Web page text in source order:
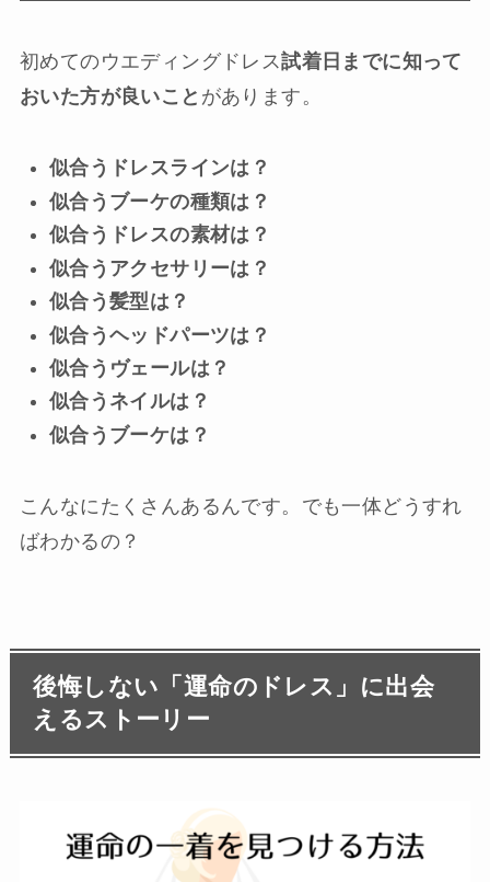
初めてのウエディングドレス試着日までに知って
おいた方が良いこと があります。
似合うドレスラインは？
似合うブーケの種類は？
似合うドレスの素材は？
似合うアクセサリーは？
似合う髪型は？
似合うヘッドパーツは？
似合うヴェールは？
似合うネイルは？
似合うブーケは？
こんなにたくさんあるんです。でも一体どうすれ
ばわかるの？
後悔しない「運命のドレス」に出会
えるストーリー